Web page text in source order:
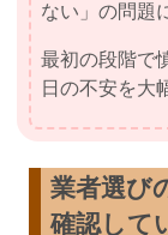
ない」の問題
最初の段階で
日の不安を大
業者選び
確認して